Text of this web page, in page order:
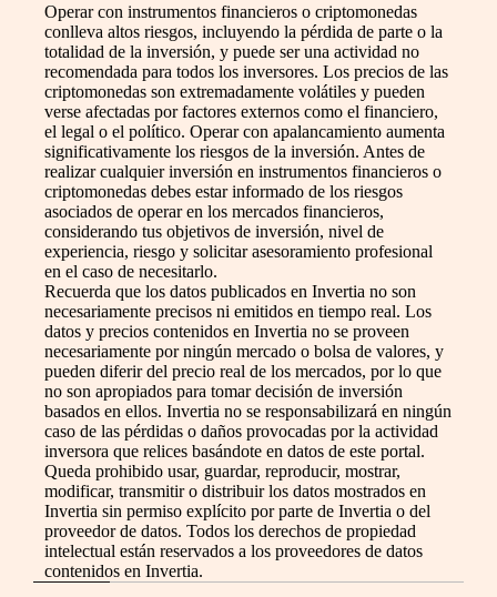
Operar con instrumentos financieros o criptomonedas
conlleva altos riesgos, incluyendo la pérdida de parte o la
totalidad de la inversión, y puede ser una actividad no
recomendada para todos los inversores. Los precios de las
criptomonedas son extremadamente volátiles y pueden
verse afectadas por factores externos como el financiero,
el legal o el político. Operar con apalancamiento aumenta
significativamente los riesgos de la inversión. Antes de
realizar cualquier inversión en instrumentos financieros o
criptomonedas debes estar informado de los riesgos
asociados de operar en los mercados financieros,
considerando tus objetivos de inversión, nivel de
experiencia, riesgo y solicitar asesoramiento profesional
en el caso de necesitarlo.
Recuerda que los datos publicados en Invertia no son
necesariamente precisos ni emitidos en tiempo real. Los
datos y precios contenidos en Invertia no se proveen
necesariamente por ningún mercado o bolsa de valores, y
pueden diferir del precio real de los mercados, por lo que
no son apropiados para tomar decisión de inversión
basados en ellos. Invertia no se responsabilizará en ningún
caso de las pérdidas o daños provocadas por la actividad
inversora que relices basándote en datos de este portal.
Queda prohibido usar, guardar, reproducir, mostrar,
modificar, transmitir o distribuir los datos mostrados en
Invertia sin permiso explícito por parte de Invertia o del
proveedor de datos. Todos los derechos de propiedad
intelectual están reservados a los proveedores de datos
contenidos en Invertia.